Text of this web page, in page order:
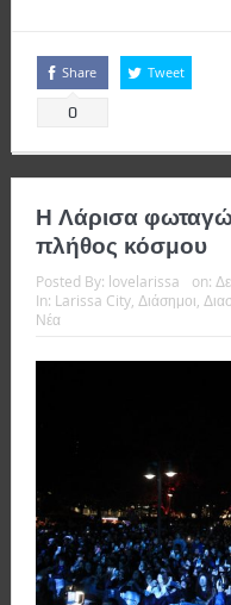
Share
0
Tweet
Η Λάρισα
πλήθος κόσμου
Posted By: lovelarissa on:
In: Larissa City, Διάσημοι,
Νέα